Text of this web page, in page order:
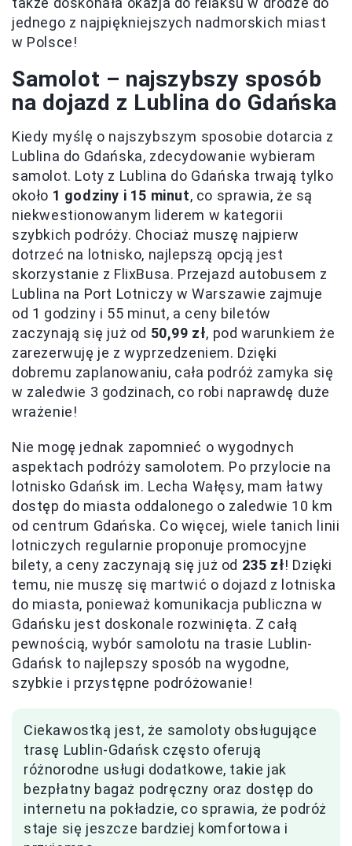
jednego z najpiękniejszych nadmorskich miast
w Polsce!
Samolot – najszybszy sposób
na dojazd z Lublina do Gdańska
Kiedy myślę o najszybszym sposobie dotarcia z
Lublina do Gdańska, zdecydowanie wybieram
samolot. Loty z Lublina do Gdańska trwają tylko
około 1 godziny i 15 minut, co sprawia, że są
niekwestionowanym liderem w kategorii
szybkich podróży. Chociaż muszę najpierw
dotrzeć na lotnisko, najlepszą opcją jest
skorzystanie z FlixBusa. Przejazd autobusem z
Lublina na Port Lotniczy w Warszawie zajmuje
od 1 godziny i 55 minut, a ceny biletów
zaczynają się już od 50,99 zł, pod warunkiem że
zarezerwuję je z wyprzedzeniem. Dzięki
dobremu zaplanowaniu, cała podróż zamyka się
w zaledwie 3 godzinach, co robi naprawdę duże
wrażenie!
Nie mogę jednak zapomnieć o wygodnych
aspektach podróży samolotem. Po przylocie na
lotnisko Gdańsk im. Lecha Wałęsy, mam łatwy
dostęp do miasta oddalonego o zaledwie 10 km
od centrum Gdańska. Co więcej, wiele tanich linii
lotniczych regularnie proponuje promocyjne
bilety, a ceny zaczynają się już od 235 zł! Dzięki
temu, nie muszę się martwić o dojazd z lotniska
do miasta, ponieważ komunikacja publiczna w
Gdańsku jest doskonale rozwinięta. Z całą
pewnością, wybór samolotu na trasie Lublin-
Gdańsk to najlepszy sposób na wygodne,
szybkie i przystępne podróżowanie!
Ciekawostką jest, że samoloty obsługujące
trasę Lublin-Gdańsk często oferują
różnorodne usługi dodatkowe, takie jak
bezpłatny bagaż podręczny oraz dostęp do
internetu na pokładzie, co sprawia, że podróż
staje się jeszcze bardziej komfortowa i